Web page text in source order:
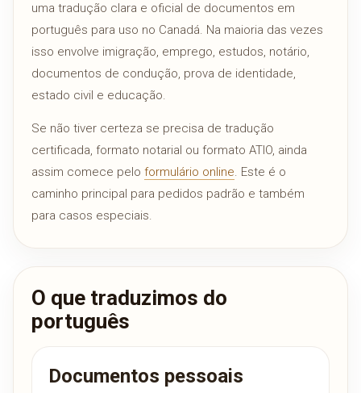
uma tradução clara e oficial de documentos em
português para uso no Canadá. Na maioria das vezes
isso envolve imigração, emprego, estudos, notário,
documentos de condução, prova de identidade,
estado civil e educação.
Se não tiver certeza se precisa de tradução
certificada, formato notarial ou formato ATIO, ainda
assim comece pelo formulário online. Este é o
caminho principal para pedidos padrão e também
para casos especiais.
O que traduzimos do
português
Documentos pessoais